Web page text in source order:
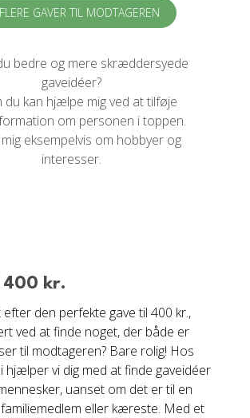
Fremragende Trustpilot rating
på 4.6 ud af 5
GAVER TIL MODTAGEREN
bedre og mere skræddersyede
gaveidéer?
du kan hjælpe mig ved at tilføje
om personen i toppen.
eksempelvis om hobbyer og
interesser.
kr.
efter den perfekte gave til 400 kr.,
ved at finde noget, der både er
til modtageren? Bare rolig! Hos
hjælper vi dig med at finde gaveidéer
uanset om det er til en
familiemedlem eller kæreste. Med et